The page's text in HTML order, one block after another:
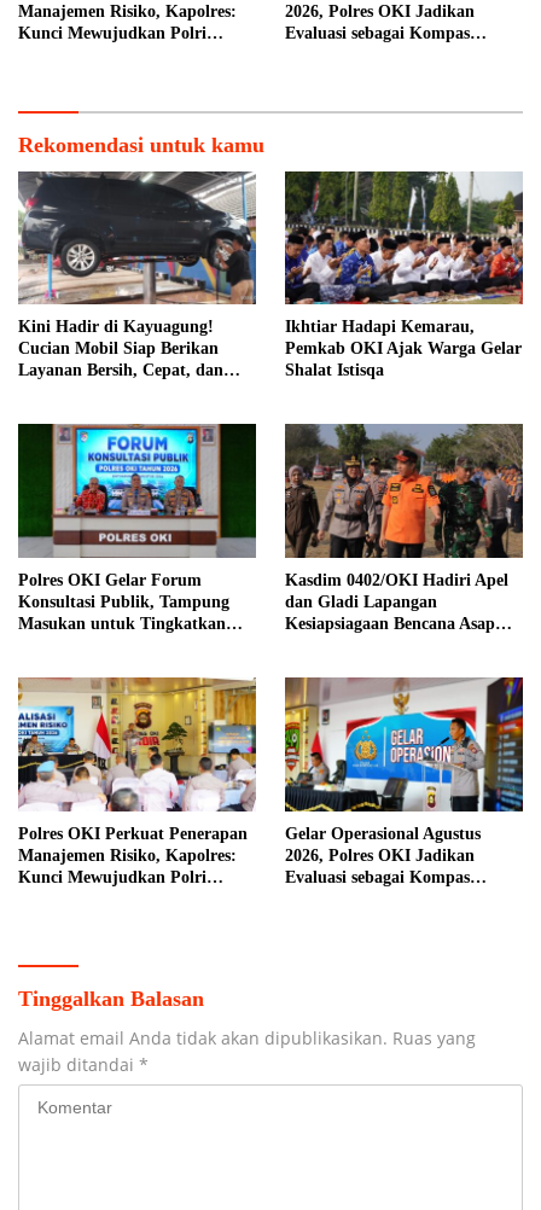
Manajemen Risiko, Kapolres:
Kunci Mewujudkan Polri
2026, Polres OKI Jadikan
Evaluasi sebagai Kompas
Rekomendasi untuk kamu
Kini Hadir di Kayuagung!
Cucian Mobil Siap Berikan
Layanan Bersih, Cepat, dan
Ikhtiar Hadapi Kemarau,
Pemkab OKI Ajak Warga Gelar
Shalat Istisqa
Polres OKI Gelar Forum
Konsultasi Publik, Tampung
Masukan untuk Tingkatkan
Kasdim 0402/OKI Hadiri Apel
dan Gladi Lapangan
Kesiapsiagaan Bencana Asap
Polres OKI Perkuat Penerapan
Manajemen Risiko, Kapolres:
Kunci Mewujudkan Polri
Gelar Operasional Agustus
2026, Polres OKI Jadikan
Evaluasi sebagai Kompas
Tinggalkan Balasan
Alamat email Anda tidak akan dipublikasikan. Ruas yang
wajib ditandai *